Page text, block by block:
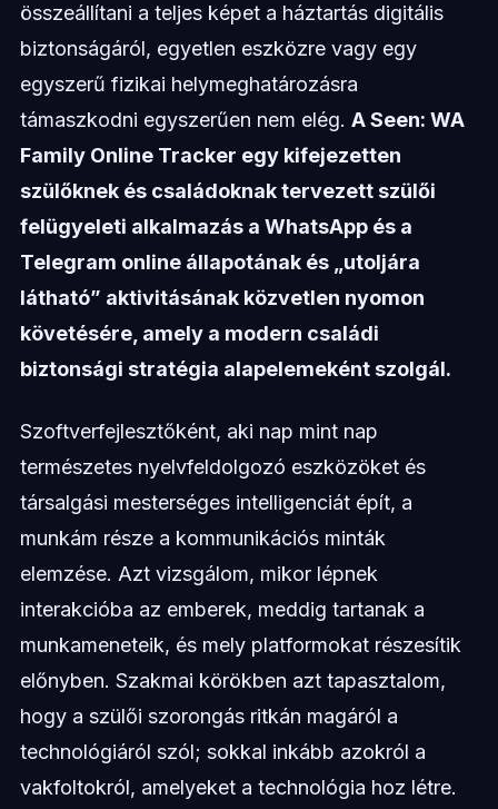
összeállítani a teljes képet a háztartás digitális
biztonságáról, egyetlen eszközre vagy egy
egyszerű fizikai helymeghatározásra
támaszkodni egyszerűen nem elég. A Seen: WA
Family Online Tracker egy kifejezetten
szülőknek és családoknak tervezett szülői
felügyeleti alkalmazás a WhatsApp és a
Telegram online állapotának és „utoljára
látható” aktivitásának közvetlen nyomon
követésére, amely a modern családi
biztonsági stratégia alapelemeként szolgál.
Szoftverfejlesztőként, aki nap mint nap
természetes nyelvfeldolgozó eszközöket és
társalgási mesterséges intelligenciát épít, a
munkám része a kommunikációs minták
elemzése. Azt vizsgálom, mikor lépnek
interakcióba az emberek, meddig tartanak a
munkameneteik, és mely platformokat részesítik
előnyben. Szakmai körökben azt tapasztalom,
hogy a szülői szorongás ritkán magáról a
technológiáról szól; sokkal inkább azokról a
vakfoltokról, amelyeket a technológia hoz létre.